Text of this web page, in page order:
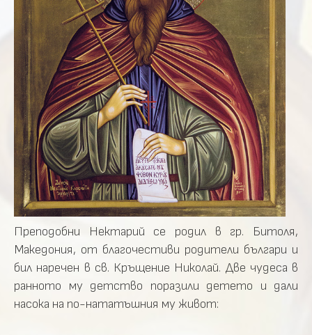
Преподобни Нектарий се родил в гр. Битоля,
Македония, от благочестиви родители българи и
бил наречен в св. Кръщение Николай. Две чудеса в
ранното му детство поразили детето и дали
насока на по-нататъшния му живот: